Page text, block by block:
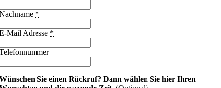
Nachname *
E-Mail Adresse *
Telefonnummer
Wünschen Sie einen Rückruf? Dann wählen Sie hier Ihren